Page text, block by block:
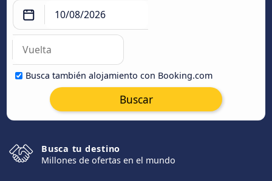
Busca también alojamiento con Booking.com
Buscar
Busca tu destino
Millones de ofertas en el mundo